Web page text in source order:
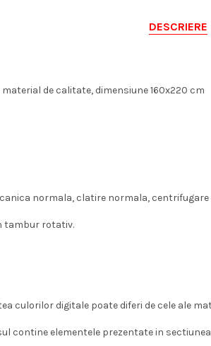
DESCRIERE
de calitate, dimensiune 160x220 cm
normala, clatire normala,
tambur rotativ.
culorilor digitale poate diferi de cele ale
contine elementele prezentate in